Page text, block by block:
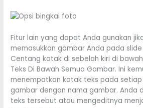
Fitur lain yang dapat Anda gunakan
memasukkan gambar Anda pada
Centang kotak di sebelah kiri di
Teks Di Bawah Semua Gambar. Ini
menempatkan kotak teks pada
gambar dengan nama gambar. Anda
teks tersebut atau mengeditnya